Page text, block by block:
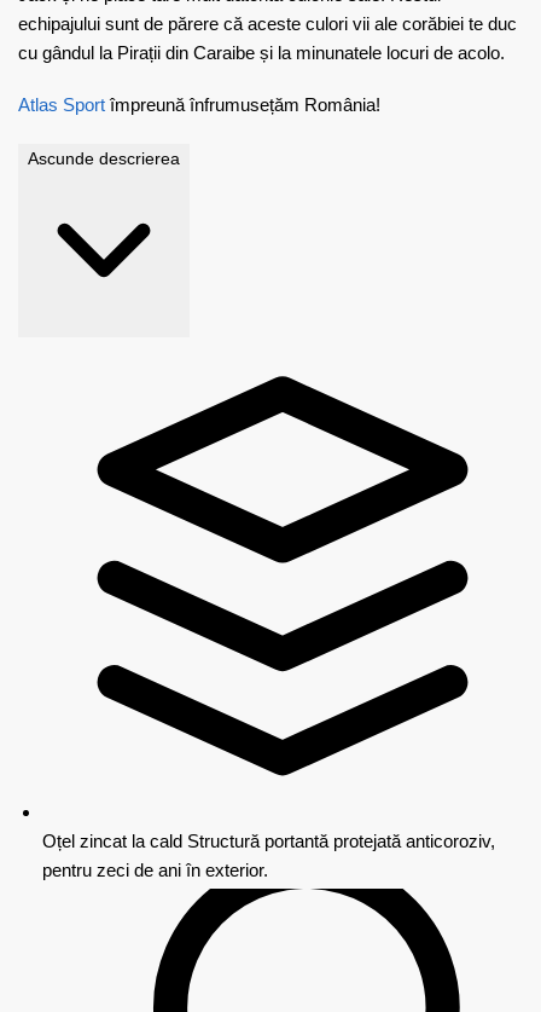
echipajului sunt de părere că aceste culori vii ale corăbiei te duc
cu gândul la Pirații din Caraibe și la minunatele locuri de acolo.
Atlas Sportîmpreună înfrumusețăm România!
Ascunde descrierea
Oțel zincat la cald Structură portantă protejată anticoroziv,
pentru zeci de ani în exterior.